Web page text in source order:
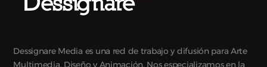
Dessignare Media es una red de trabajo y difusión para Arte
Multimedia, Diseño y Animación. Nos especializamos en la